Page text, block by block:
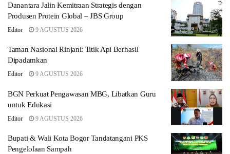
Danantara Jalin Kemitraan Strategis dengan
Produsen Protein Global – JBS Group
Editor 9 AGUSTUS 2026
Taman Nasional Rinjani: Titik Api Berhasil
Dipadamkan
Editor 9 AGUSTUS 2026
BGN Perkuat Pengawasan MBG, Libatkan Guru
untuk Edukasi
Editor 9 AGUSTUS 2026
Bupati & Wali Kota Bogor Tandatangani PKS
Pengelolaan Sampah